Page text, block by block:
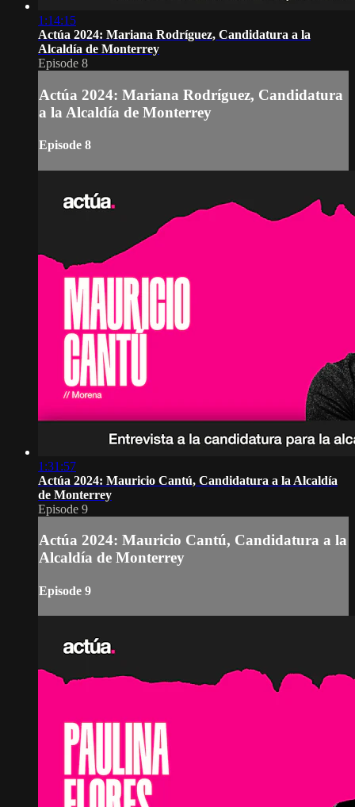
1:14:15
Actúa 2024: Mariana Rodríguez, Candidatura a la
Alcaldía de Monterrey
Episode 8
Actúa 2024: Mariana Rodríguez, Candidatura
a la Alcaldía de Monterrey
Episode 8
1:31:57
Actúa 2024: Mauricio Cantú, Candidatura a la Alcaldía
de Monterrey
Episode 9
Actúa 2024: Mauricio Cantú, Candidatura a la
Alcaldía de Monterrey
Episode 9